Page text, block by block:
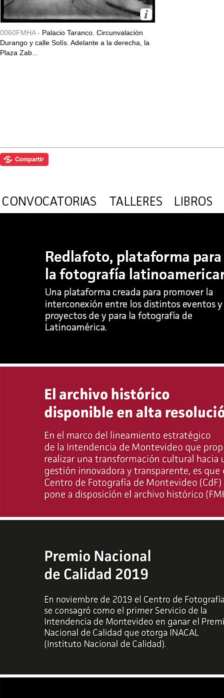
0060FMHA - Palacio Taranco. Circunvalación
Durango y calle Solís. Adelante a la derecha, la
Plaza Zab...